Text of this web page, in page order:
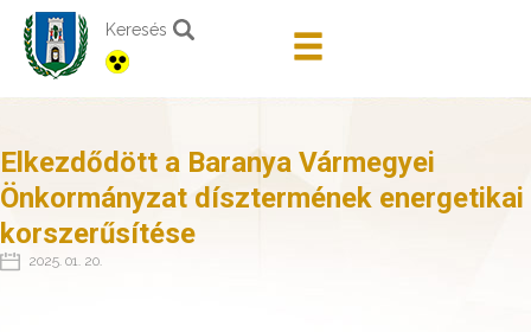
Keresés
Elkezdődött a Baranya Vármegyei
Önkormányzat dísztermének energetikai
korszerűsítése
2025. 01. 20.